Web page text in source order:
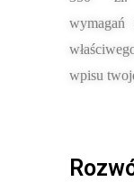
wymagań
wpisu